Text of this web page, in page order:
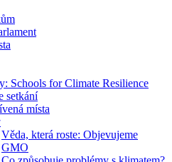
Schools for Climate Resilience
setkání
místa
Věda, která roste: Objevujeme
GMO